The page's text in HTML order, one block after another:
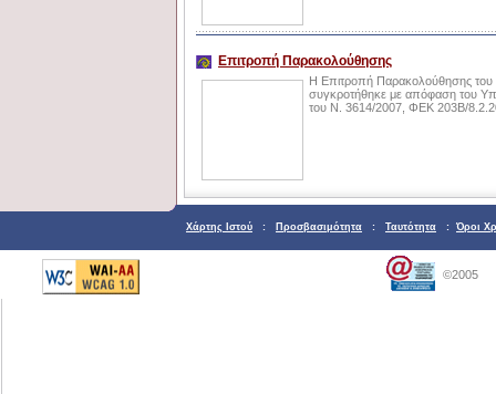
Επιτροπή Παρακολούθησης
Η Επιτροπή Παρακολούθησης του
συγκροτήθηκε με απόφαση του
του Ν. 3614/2007, ΦΕΚ 203Β/
Χάρτης Ιστού : Προσβασιμότητα : Ταυτότητα : Όροι
©2005